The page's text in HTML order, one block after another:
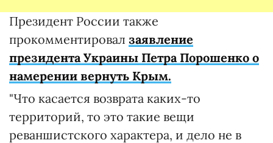
Президент России также
прокомментировал заявление
президента Украины Петра Порошенко о
намерении вернуть Крым.
"Что касается возврата каких-то
территорий, то это такие вещи
реваншистского характера, и дело не в